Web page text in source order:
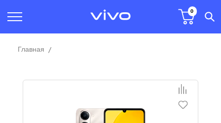
0
Главная